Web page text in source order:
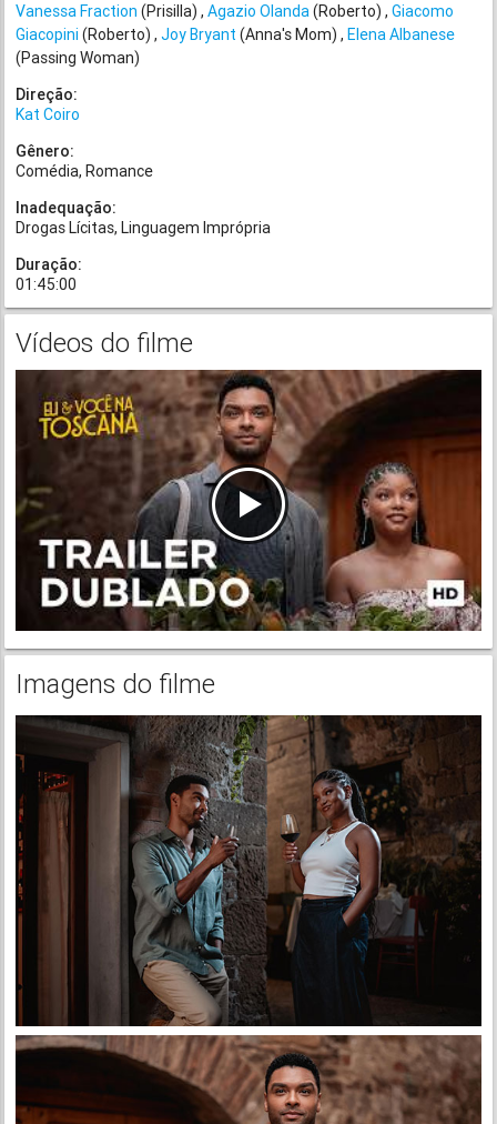
Vanessa Fraction (Prisilla) Agazio Olanda(Roberto) Giacomo
Giacopini (Roberto) Joy Bryant (Anna's Mom) Elena Albanese
(Passing Woman)
Direção:
Kat Coiro
Gênero:
Comédia Romance
Inadequação:
Drogas Lícitas Linguagem Imprópria
Duração:
01:45:00
Vídeos do filme
Imagens do filme